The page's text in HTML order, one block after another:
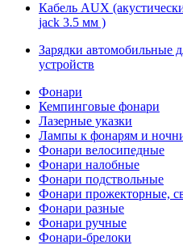
Кабель AUX
jack 3.5 мм )
Зарядки автомобильные
устройств
Фонари
Кемпинговые фонари
Лазерные указки
Лампы к фонарям и
Фонари велосипедные
Фонари налобные
Фонари подствольные
Фонари прожекторные,
Фонари разные
Фонари ручные
Фонари-брелоки